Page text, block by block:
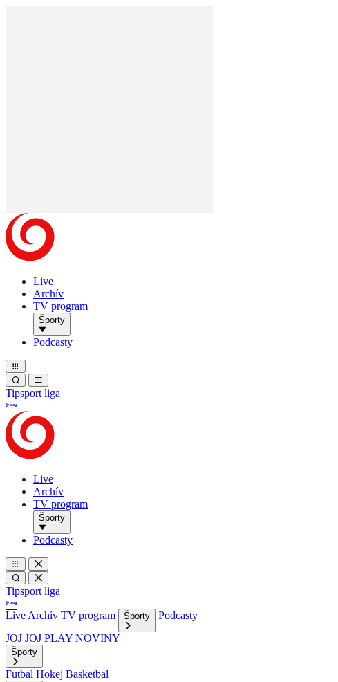
Live
Archív
TV program
Športy
Podcasty
Tipsport liga
Live
Archív
TV program
Športy
Podcasty
Tipsport liga
Live Archív TV program Športy
Podcasty
JOJ JOJ PLAY NOVINY
Športy
Futbal Hokej Basketbal